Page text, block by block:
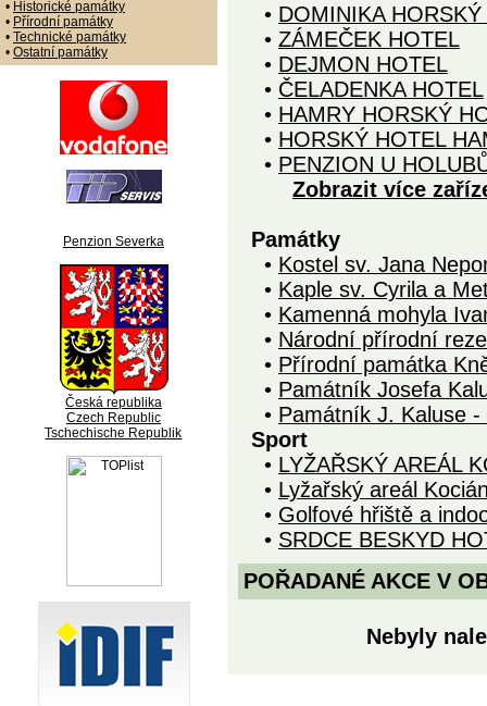
• Historické památky
• Přírodní památky
• Technické památky
• Ostatní památky
Penzion Severka
Česká republika
Czech Republic
Tschechische Republik
• DOMINIKA
• ZÁMEČEK HOTEL
• DEJMON HOTEL
• ČELADENKA HOTEL
• HAMRY HORSKÝ
• HORSKÝ HOTEL
• PENZION U
Zobrazit více
Památky
• Kostel sv. Jana
• Kaple sv. Cyrila a
• Kamenná mohyla
• Národní přírodní
• Přírodní památka
• Památník Josefa
• Památník J. Kaluse -
Sport
• LYŽAŘSKÝ AREÁL
• Lyžařský areál
• Golfové hřiště a
• SRDCE BESKYD
POŘADANÉ AKCE V
Nebyly